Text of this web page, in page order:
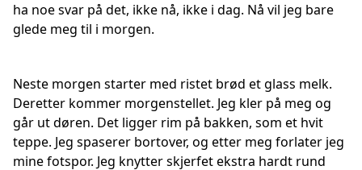
ha noe svar på det, ikke nå, ikke i dag. Nå vil jeg bare
glede meg til i morgen.
Neste morgen starter med ristet brød et glass melk.
Deretter kommer morgenstellet. Jeg kler på meg og
går ut døren. Det ligger rim på bakken, som et hvit
teppe. Jeg spaserer bortover, og etter meg forlater jeg
mine fotspor. Jeg knytter skjerfet ekstra hardt rund